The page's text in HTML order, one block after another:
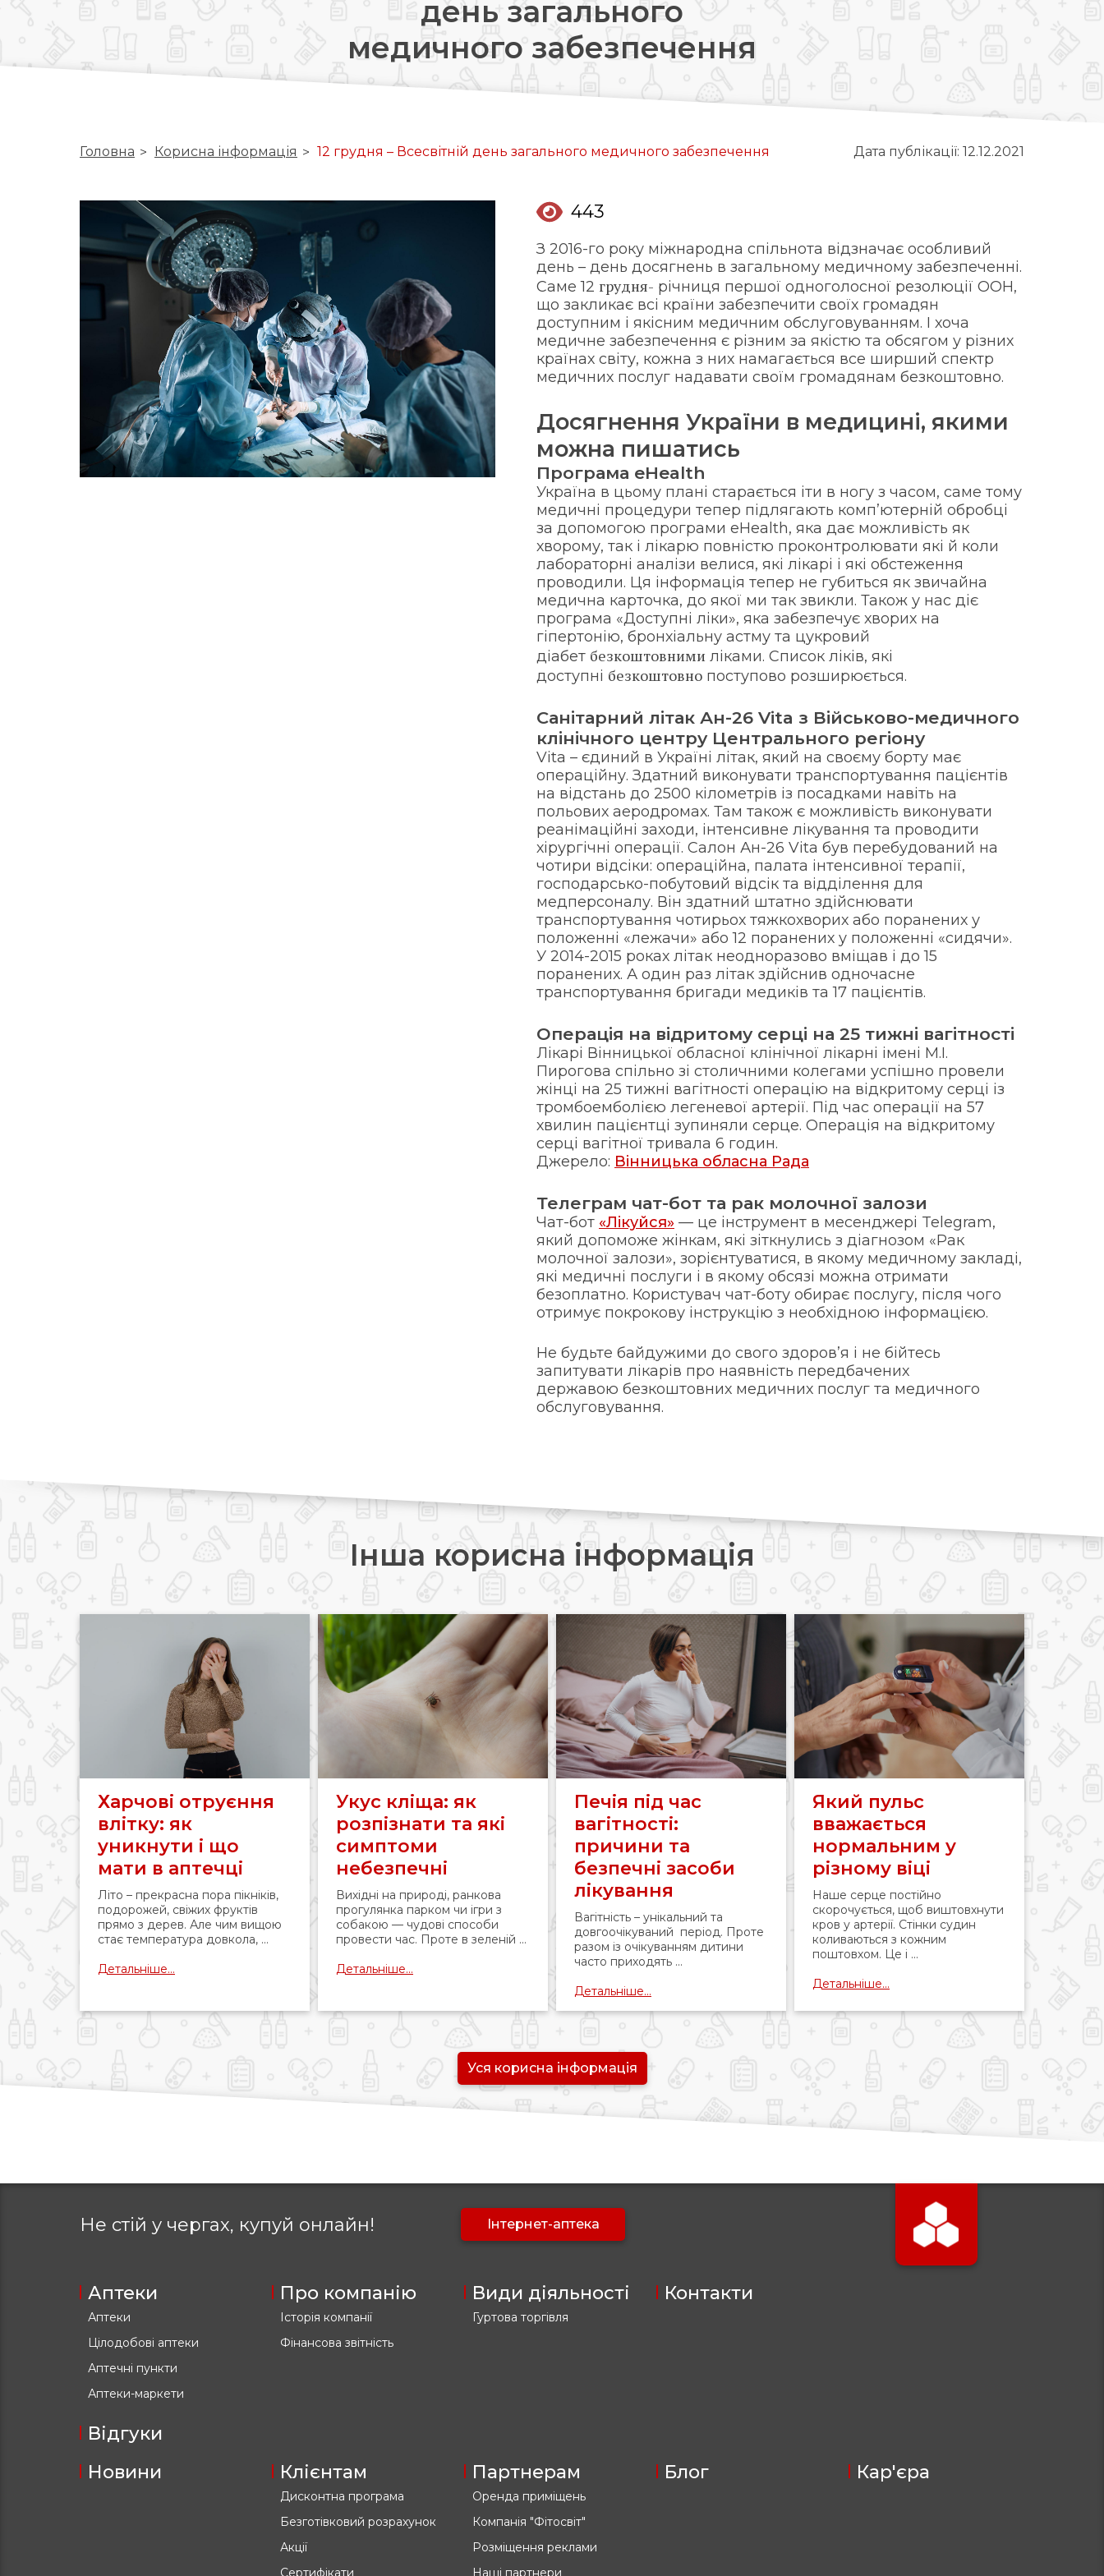
Довідкова аптек:
0 (800) 35-30-30
Слідкуй за нами:
день загального
медичного забезпечення
Головна Корисна інформація 12 грудня – Всесвітній день загального медичного забезпечення Дата публікації: 12.12.2021
443
З 2016-го року міжнародна спільнота відзначає особливий
день – день досягнень в загальному медичному забезпеченні.
Саме 12 грудня- річниця першої одноголосної резолюції ООН,
що закликає всі країни забезпечити своїх громадян
доступним і якісним медичним обслуговуванням. І хоча
медичне забезпечення є різним за якістю та обсягом у різних
країнах світу, кожна з них намагається все ширший спектр
медичних послуг надавати своїм громадянам безкоштовно.
Досягнення України в медицині, якими
можна пишатись
Програма eHealth
Україна в цьому плані старається іти в ногу з часом, саме тому
медичні процедури тепер підлягають комп’ютерній обробці
за допомогою програми eHealth, яка дає можливість як
хворому, так і лікарю повністю проконтролювати які й коли
лабораторні аналізи велися, які лікарі і які обстеження
проводили. Ця інформація тепер не губиться як звичайна
медична карточка, до якої ми так звикли. Також у нас діє
програма «Доступні ліки», яка забезпечує хворих на
гіпертонію, бронхіальну астму та цукровий
діабет безкоштовними ліками. Список ліків, які
доступні безкоштовно поступово розширюється.
Санітарний літак Ан-26 Vita з Військово-медичного
клінічного центру Центрального регіону
Vita – єдиний в Україні літак, який на своєму борту має
операційну. Здатний виконувати транспортування пацієнтів
на відстань до 2500 кілометрів із посадками навіть на
польових аеродромах. Там також є можливість виконувати
реанімаційні заходи, інтенсивне лікування та проводити
хірургічні операції. Салон Ан-26 Vita був перебудований на
чотири відсіки: операційна, палата інтенсивної терапії,
господарсько-побутовий відсік та відділення для
медперсоналу. Він здатний штатно здійснювати
транспортування чотирьох тяжкохворих або поранених у
положенні «лежачи» або 12 поранених у положенні «сидячи».
У 2014-2015 роках літак неодноразово вміщав і до 15
поранених. А один раз літак здійснив одночасне
транспортування бригади медиків та 17 пацієнтів.
Операція на відритому серці на 25 тижні вагітності
Лікарі Вінницької обласної клінічної лікарні імені М.І.
Пирогова спільно зі столичними колегами успішно провели
жінці на 25 тижні вагітності операцію на відкритому серці із
тромбоемболією легеневої артерії. Під час операції на 57
хвилин пацієнтці зупиняли серце. Операція на відкритому
серці вагітної тривала 6 годин.
Джерело: Вінницька обласна Рада
Телеграм чат-бот та рак молочної залози
Чат-бот «Лікуйся» — це інструмент в месенджері Telegram,
який допоможе жінкам, які зіткнулись з діагнозом «Рак
молочної залози», зорієнтуватися, в якому медичному закладі,
які медичні послуги і в якому обсязі можна отримати
безоплатно. Користувач чат-боту обирає послугу, після чого
отримує покрокову інструкцію з необхідною інформацією.
Не будьте байдужими до свого здоров’я і не бійтесь
запитувати лікарів про наявність передбачених
державою безкоштовних медичних послуг та медичного
обслуговування.
Інша корисна інформація
Харчові отруєння
влітку: як
уникнути і що
мати в аптечці
Літо – прекрасна пора пікніків,
подорожей, свіжих фруктів
прямо з дерев. Але чим вищою
стає температура довкола, ...
Детальніше...
Укус кліща: як
розпізнати та які
симптоми
небезпечні
Вихідні на природі, ранкова
прогулянка парком чи ігри з
собакою — чудові способи
провести час. Проте в зеленій ...
Детальніше...
Печія під час
вагітності:
причини та
безпечні засоби
лікування
Вагітність – унікальний та
довгоочікуваний період. Проте
разом із очікуванням дитини
часто приходять ...
Детальніше...
Який пульс
вважається
нормальним у
різному віці
Наше серце постійно
скорочується, щоб виштовхнути
кров у артерії. Стінки судин
коливаються з кожним
поштовхом. Це і ...
Детальніше...
Уся корисна інформація
Не стій у чергах, купуй онлайн! Інтернет-аптека
Аптеки
Аптеки
Цілодобові аптеки
Аптечні пункти
Аптеки-маркети
Про компанію
Історія компанії
Фінансова звітність
Види діяльності
Гуртова торгівля
Контакти
Відгуки
Новини
Клієнтам
Дисконтна програма
Безготівковий розрахунок
Акції
Партнерам
Оренда приміщень
Компанія "Фітосвіт"
Розміщення реклами
Блог Кар'єра